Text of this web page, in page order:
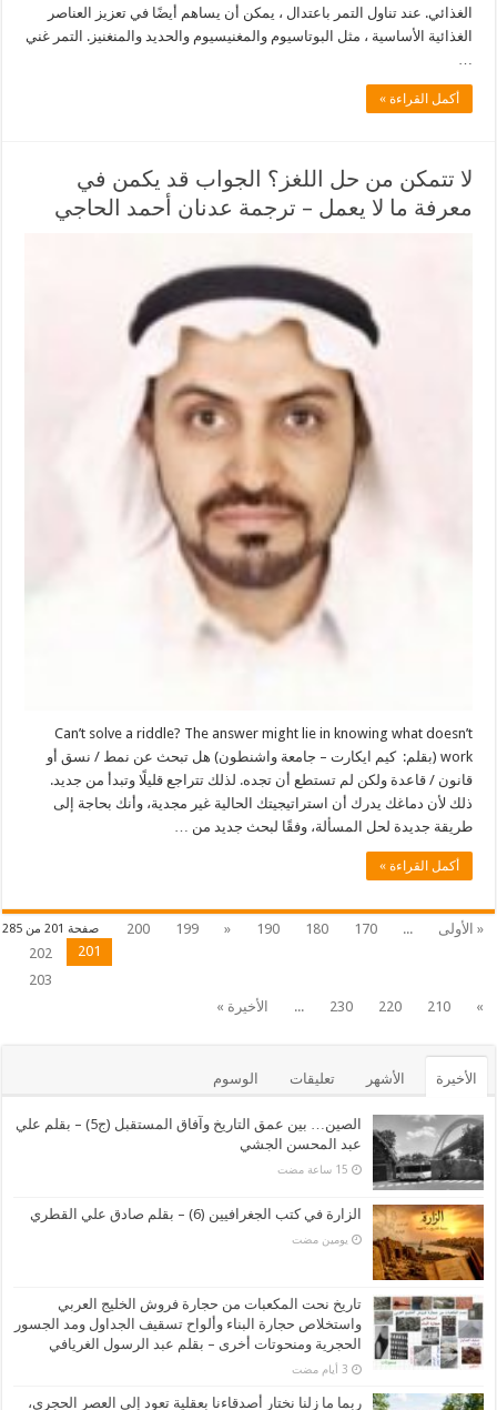
الغذائي. عند تناول التمر باعتدال ، يمكن أن يساهم أيضًا في تعزيز العناصر
الغذائية الأساسية ، مثل البوتاسيوم والمغنيسيوم والحديد والمنغنيز. التمر غني
…
أكمل القراءة »
لا تتمكن من حل اللغز؟ الجواب قد يكمن في
معرفة ما لا يعمل – ترجمة عدنان أحمد الحاجي
Can’t solve a riddle? The answer might lie in knowing what doesn’t
work (بقلم: كيم ايكارت – جامعة واشنطون) هل تبحث عن نمط / نسق أو
قانون / قاعدة ولكن لم تستطع أن تجده. لذلك تتراجع قليلًا وتبدأ من جديد.
ذلك لأن دماغك يدرك أن استراتيجيتك الحالية غير مجدية، وأنك بحاجة إلى
طريقة جديدة لحل المسألة، وفقًا لبحث جديد من …
أكمل القراءة »
صفحة 201 من 285 « الأولى ...
170
180
190
«
199
200
201
202
203
»
210
220
230
... الأخيرة »
الأخيرة الأشهر تعليقات الوسوم
الصين… بين عمق التاريخ وآفاق المستقبل (ج5) – بقلم علي
عبد المحسن الجشي
الزارة في كتب الجغرافيين (6) – بقلم صادق علي القطري
‏يومين مضت
تاريخ نحت المكعبات من حجارة فروش الخليج العربي
واستخلاص حجارة البناء وألواح تسقيف الجداول ومد الجسور
الحجرية ومنحوتات أخرى – بقلم عبد الرسول الغريافي
ربما ما زلنا نختار أصدقاءنا بعقلية تعود إلى العصر الحجري،